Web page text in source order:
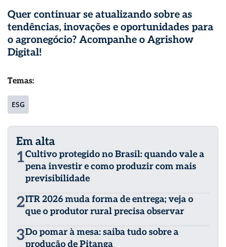
Quer continuar se atualizando sobre as
tendências, inovações e oportunidades para
o agronegócio? Acompanhe o Agrishow
Digital!
Temas:
ESG
Em alta
1Cultivo protegido no Brasil: quando vale a
pena investir e como produzir com mais
previsibilidade
2ITR 2026 muda forma de entrega; veja o
que o produtor rural precisa observar
3Do pomar à mesa: saiba tudo sobre a
produção de Pitanga